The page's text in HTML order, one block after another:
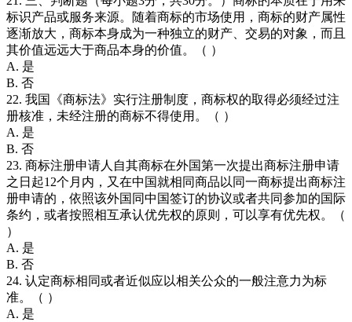
标识产品或服务来源。随着商标的市场使用，商标的财产属性
逐渐放大，商标本身成为一种独立的财产、交易的对象，而且
其价值远远大于商品本身的价值。（ ）
A. 是
B. 否
22. 我国《商标法》实行注册制度，商标权的取得必须经过注
册核准，未经注册的商标不得使用。（ ）
A. 是
B. 否
23. 商标注册申请人自其商标在外国第一次提出商标注册申请
之日起12个月内，又在中国就相同商品以同一商标提出商标注
册申请的，依照该外国同中国签订的协议或者共同参加的国际
条约，或者按照相互承认优先权的原则，可以享有优先权。（
）
A. 是
B. 否
24. 认定商标相同或者近似应以相关公众的一般注意力为标
准。（ ）
A. 是